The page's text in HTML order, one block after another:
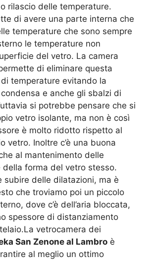
rilascio delle temperature.
di avere una parte interna che
temperature che sono sempre
le temperature non
del vetro. La camera
di eliminare questa
di temperature evitando la
e anche gli sbalzi di
si potrebbe pensare che si
vetro isolante, ma non è così
è molto ridotto rispetto al
vetro. Inoltre c’è una buona
al mantenimento delle
della forma del vetro stesso.
subire delle dilatazioni, ma è
che troviamo poi un piccolo
dove c’è dell’aria bloccata,
spessore di distanziamento
vetrocamera dei
San Zenone al Lambro è
al meglio un ottimo